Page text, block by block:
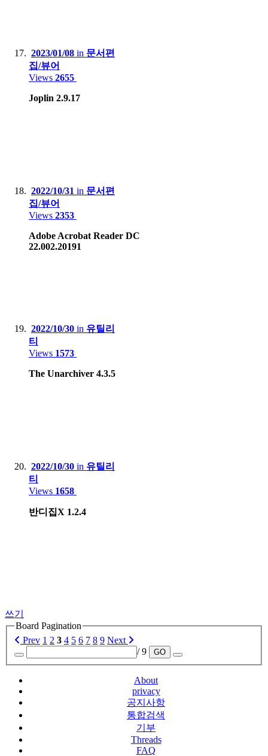
2023/01/08 in 문서편
집/뷰어
Views 2655
Joplin 2.9.17
2022/10/31 in 문서편
집/뷰어
Views 2353
Adobe Acrobat Reader DC
22.002.20191
2022/10/30 in 유틸리
티
Views 1573
The Unarchiver 4.3.5
2022/10/30 in 유틸리
티
Views 1658
반디집X 1.2.4
쓰기
Board Pagination
Prev 1 2 3 4 5 6 7 8 9 Next
/ 9
GO
About
privacy
공지사항
통합검색
기부
Threads
FAQ